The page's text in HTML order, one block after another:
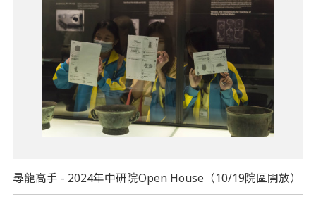
尋龍高手 - 2024年中研院Open House（10/19院區開放）